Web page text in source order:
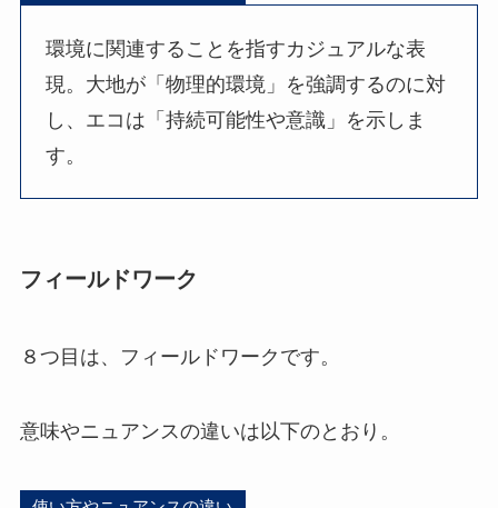
環境に関連することを指すカジュアルな表
現。大地が「物理的環境」を強調するのに対
し、エコは「持続可能性や意識」を示しま
す。
フィールドワーク
８つ目は、フィールドワークです。
意味やニュアンスの違いは以下のとおり。